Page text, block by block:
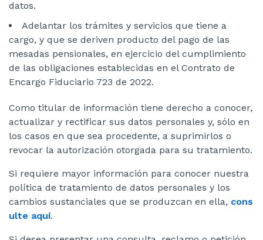
datos.
Adelantar los trámites y servicios que tiene a
cargo, y que se deriven producto del pago de las
mesadas pensionales, en ejercicio del cumplimiento
de las obligaciones establecidas en el Contrato de
Encargo Fiduciario 723 de 2022.
Como titular de información tiene derecho a conocer,
actualizar y rectificar sus datos personales y, sólo en
los casos en que sea procedente, a suprimirlos o
revocar la autorización otorgada para su tratamiento.
Si requiere mayor información para conocer nuestra
política de tratamiento de datos personales y los
cambios sustanciales que se produzcan en ella, cons
ulte aquí.